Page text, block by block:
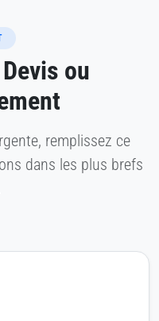
ou
remplissez ce
dans les plus brefs